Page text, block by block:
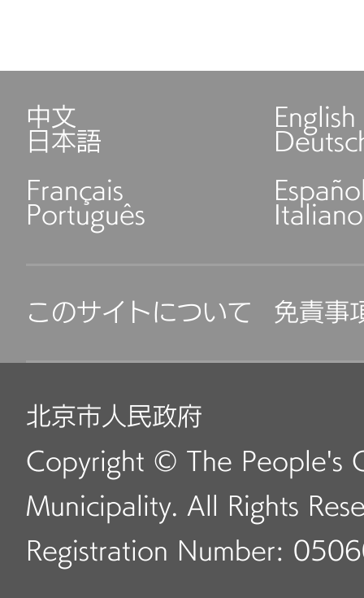
中文 English
日本語
Français
Português Italiano
このサイトについて 免責事
北京市人民政府
Copyright © The People's
Municipality. All Rights
Registration Number: